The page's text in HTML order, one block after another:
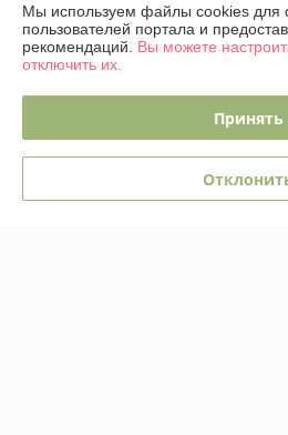
Сделка подтверждена через
О нас
Мы используем файлы cookies для
пользователей портала и
рекомендаций. Вы можете
отключить их.
Принять